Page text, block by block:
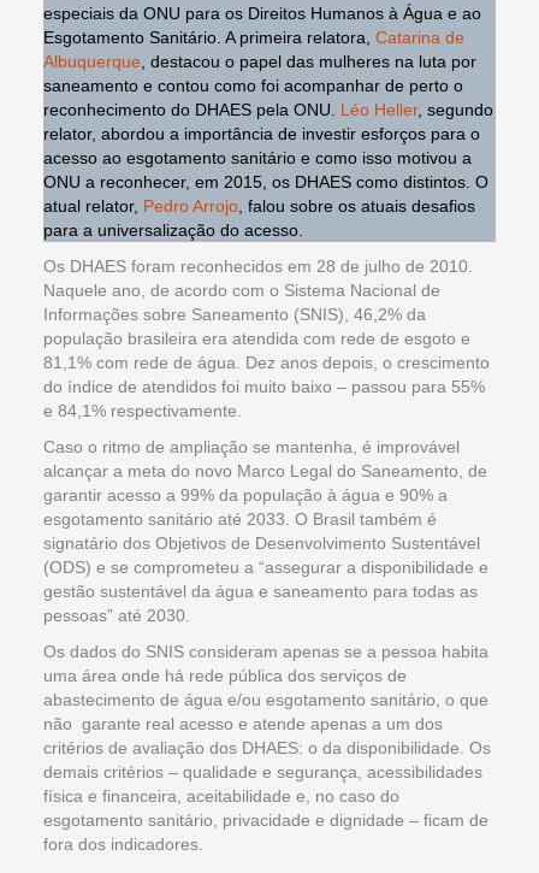
especiais da ONU para os Direitos Humanos à Água e ao
Esgotamento Sanitário. A primeira relatora, Catarina de
Albuquerque , destacou o papel das mulheres na luta por
saneamento e contou como foi acompanhar de perto o
reconhecimento do DHAES pela ONU. Léo Heller, segundo
relator, abordou a importância de investir esforços para o
acesso ao esgotamento sanitário e como isso motivou a
ONU a reconhecer, em 2015, os DHAES como distintos. O
atual relator, Pedro Arrojo , falou sobre os atuais desafios
para a universalização do acesso.
Os DHAES foram reconhecidos em 28 de julho de 2010.
Naquele ano, de acordo com o Sistema Nacional de
Informações sobre Saneamento (SNIS), 46,2% da
população brasileira era atendida com rede de esgoto e
81,1% com rede de água. Dez anos depois, o crescimento
do índice de atendidos foi muito baixo – passou para 55%
e 84,1% respectivamente.
Caso o ritmo de ampliação se mantenha, é improvável
alcançar a meta do novo Marco Legal do Saneamento, de
garantir acesso a 99% da população à água e 90% a
esgotamento sanitário até 2033. O Brasil também é
signatário dos Objetivos de Desenvolvimento Sustentável
(ODS) e se comprometeu a “assegurar a disponibilidade e
gestão sustentável da água e saneamento para todas as
pessoas” até 2030.
Os dados do SNIS consideram apenas se a pessoa habita
uma área onde há rede pública dos serviços de
abastecimento de água e/ou esgotamento sanitário, o que
não garante real acesso e atende apenas a um dos
critérios de avaliação dos DHAES: o da disponibilidade. Os
demais critérios – qualidade e segurança, acessibilidades
física e financeira, aceitabilidade e, no caso do
esgotamento sanitário, privacidade e dignidade – ficam de
fora dos indicadores.